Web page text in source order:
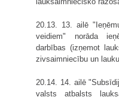
20.13. 13. ailē
veidiem" norāda
darbības (izņemot
zivsaimniecību un
20.14. 14. ailē
valsts atbalsts